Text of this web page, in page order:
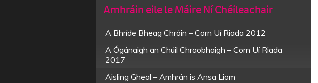
Amhráin eile le Máire Ní Chéileachair
A Bhríde Bheag Chróin – Corn Uí Riada 2012
A Ógánaigh an Chúil Chraobhaigh – Corn Uí Riada
2017
Aisling Gheal – Amhrán is Ansa Liom